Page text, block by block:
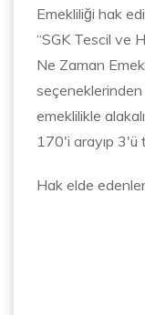
Emekliliği hak
“SGK Tescil ve
Ne Zaman
emeklilikle
170'i arayıp 3'ü
Hak elde